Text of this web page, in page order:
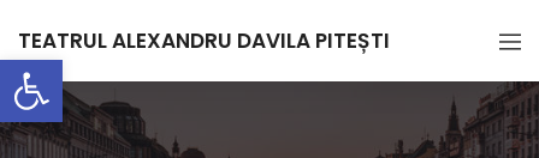
Deschide bara de unelte
TEATRUL ALEXANDRU DAVILA PITEȘTI